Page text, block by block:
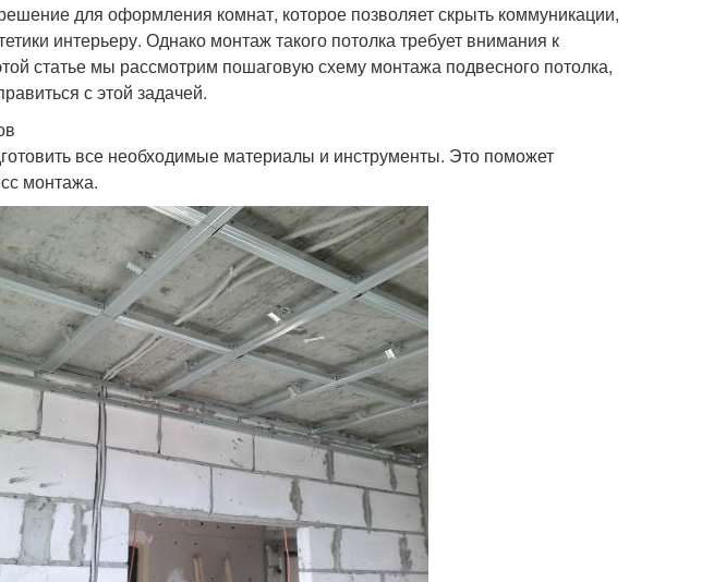
для оформления комнат, которое позволяет скрыть коммуникации,
интерьеру. Однако монтаж такого потолка требует внимания к
статье мы рассмотрим пошаговую схему монтажа подвесного потолка,
с этой задачей.
все необходимые материалы и инструменты. Это поможет
монтажа.